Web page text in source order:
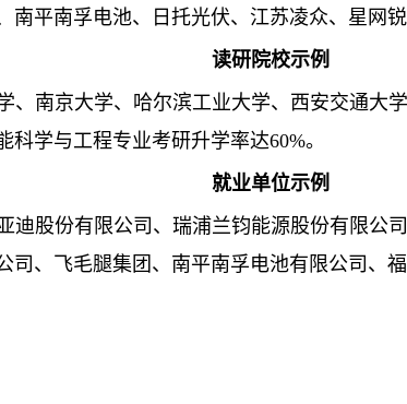
平南孚电池、日托光伏、江苏凌众、星网
读研院校示例
、南京大学、哈尔滨工业大学、西安交通大
科学与工程专业考研升学率达60%。
就业单位示例
迪股份有限公司、瑞浦兰钧能源股份有限公
、飞毛腿集团、南平南孚电池有限公司、